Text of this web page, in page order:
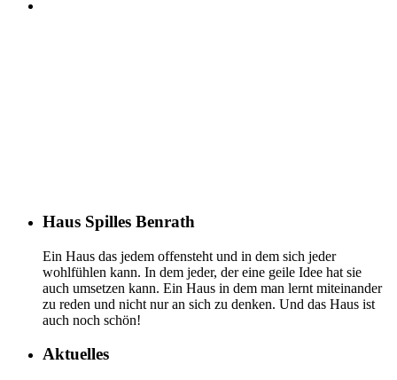
Haus Spilles Benrath
Ein Haus das jedem offensteht und in dem sich jeder
wohlfühlen kann. In dem jeder, der eine geile Idee hat sie
auch umsetzen kann. Ein Haus in dem man lernt miteinander
zu reden und nicht nur an sich zu denken. Und das Haus ist
auch noch schön!
Aktuelles